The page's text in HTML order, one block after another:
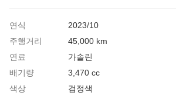
연식
2023/10
주행거리
45,000 km
연료
가솔린
배기량
3,470 cc
색상
검정색